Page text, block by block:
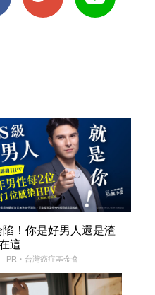
陷！你是好男人還是渣
這
PR・台灣癌症基金會